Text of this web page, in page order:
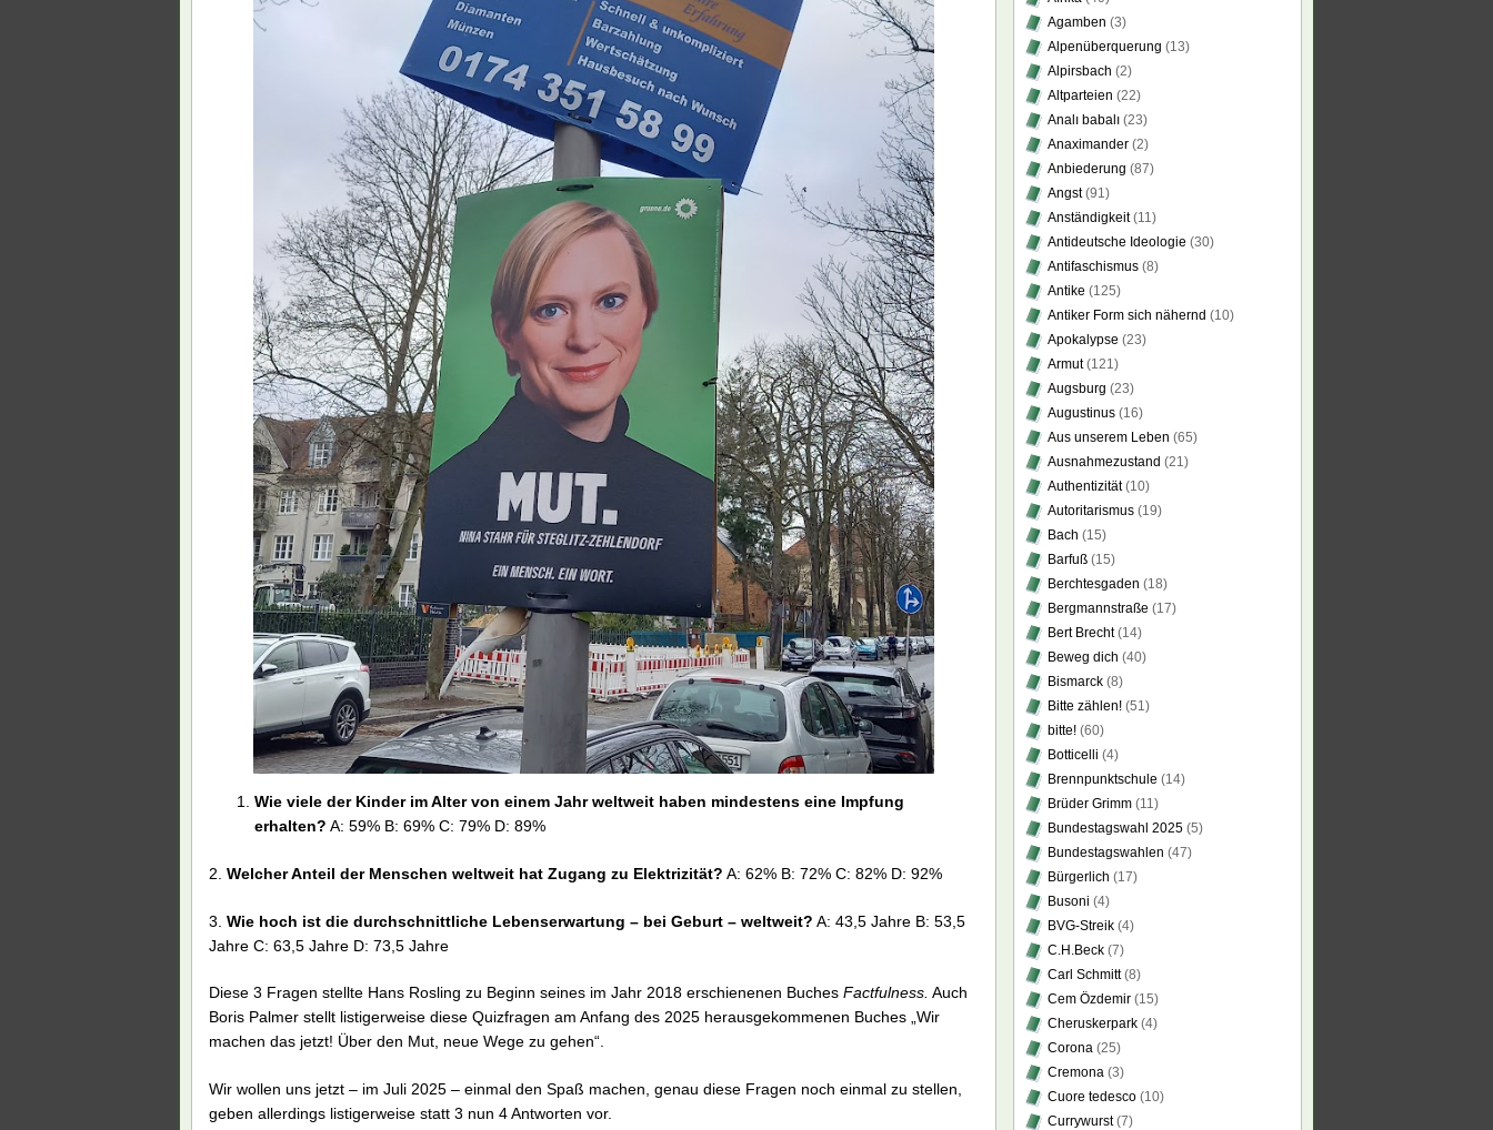
Wie viele der Kinder im Alter von einem Jahr weltweit haben mindestens eine Impfung
erhalten? A: 59% B: 69% C: 79% D: 89%
2. Welcher Anteil der Menschen weltweit hat Zugang zu Elektrizität? A: 62% B: 72% C: 82% D: 92%
3. Wie hoch ist die durchschnittliche Lebenserwartung – bei Geburt – weltweit? A: 43,5 Jahre B: 53,5
Jahre C: 63,5 Jahre D: 73,5 Jahre
Diese 3 Fragen stellte Hans Rosling zu Beginn seines im Jahr 2018 erschienenen Buches Factfulness. Auch
Boris Palmer stellt listigerweise diese Quizfragen am Anfang des 2025 herausgekommenen Buches „Wir
machen das jetzt! Über den Mut, neue Wege zu gehen“.
Wir wollen uns jetzt – im Juli 2025 – einmal den Spaß machen, genau diese Fragen noch einmal zu stellen,
geben allerdings listigerweise statt 3 nun 4 Antworten vor.
Agamben (3)
Alpenüberquerung (13)
Alpirsbach (2)
Altparteien (22)
Analı babalı (23)
Anaximander (2)
Anbiederung (87)
Angst(91)
Anständigkeit(11)
Antideutsche Ideologie (30)
Antifaschismus (8)
Antike (125)
Antiker Form sich nähernd (10)
Apokalypse (23)
Armut(121)
Augsburg (23)
Augustinus (16)
Aus unserem Leben (65)
Ausnahmezustand (21)
Authentizität(10)
Autoritarismus (19)
Bach (15)
Barfuß (15)
Berchtesgaden (18)
Bergmannstraße (17)
Bert Brecht(14)
Beweg dich (40)
Bismarck (8)
Bitte zählen! (51)
bitte! (60)
Botticelli (4)
Brennpunktschule (14)
Brüder Grimm (11)
Bundestagswahl 2025 (5)
Bundestagswahlen (47)
Bürgerlich (17)
Busoni (4)
BVG-Streik (4)
C.H.Beck (7)
Carl Schmitt(8)
Cem Özdemir (15)
Cheruskerpark (4)
Corona (25)
Cremona (3)
Cuore tedesco (10)
Currywurst(7)